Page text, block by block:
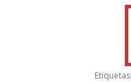
Etiquetas